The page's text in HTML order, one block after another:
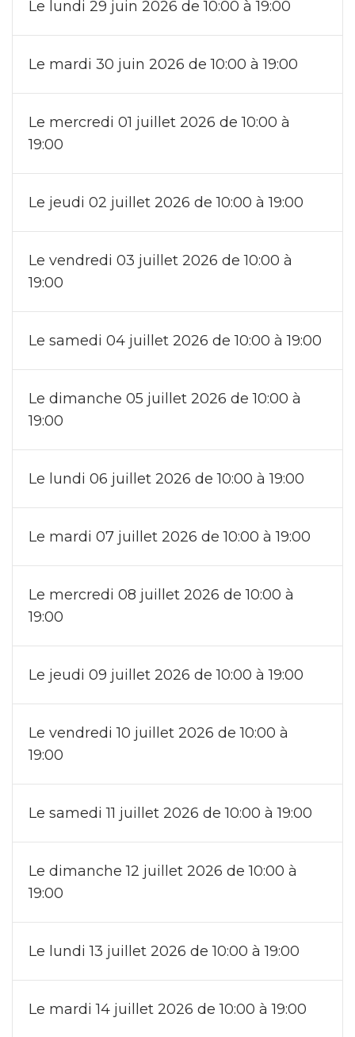
Le lundi 29 juin 2026 de 10:00 à 19:00
Le mardi 30 juin 2026 de 10:00 à 19:00
Le mercredi 01 juillet 2026 de 10:00 à
19:00
Le jeudi 02 juillet 2026 de 10:00 à 19:00
Le vendredi 03 juillet 2026 de 10:00 à
19:00
Le samedi 04 juillet 2026 de 10:00 à 19:00
Le dimanche 05 juillet 2026 de 10:00 à
19:00
Le lundi 06 juillet 2026 de 10:00 à 19:00
Le mardi 07 juillet 2026 de 10:00 à 19:00
Le mercredi 08 juillet 2026 de 10:00 à
19:00
Le jeudi 09 juillet 2026 de 10:00 à 19:00
Le vendredi 10 juillet 2026 de 10:00 à
19:00
Le samedi 11 juillet 2026 de 10:00 à 19:00
Le dimanche 12 juillet 2026 de 10:00 à
19:00
Le lundi 13 juillet 2026 de 10:00 à 19:00
Le mardi 14 juillet 2026 de 10:00 à 19:00